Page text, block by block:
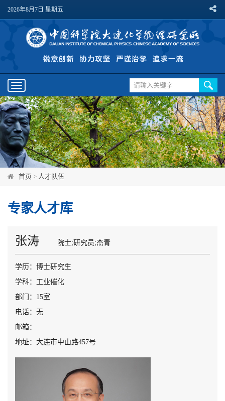
2026年8月7日 星期五
Toggle
navigation
首页 > 人才队伍
专家人才库
张涛 院士;研究员;杰青
学历：博士研究生
学科：工业催化
部门：15室
电话：无
邮箱：
地址：大连市中山路457号